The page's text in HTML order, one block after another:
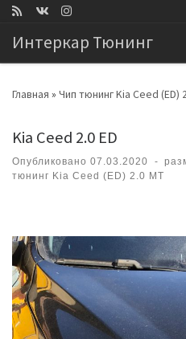
Интеркар Тюнинг
Главная » Чип тюнинг Kia Ceed (ED)
Kia Ceed 2.0 ED
Опубликовано 07.03.2020 -
тюнинг Kia Ceed (ED) 2.0 MT